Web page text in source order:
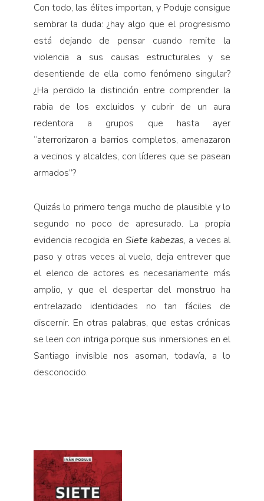
Con todo, las élites importan, y Poduje consigue
sembrar la duda: ¿hay algo que el progresismo
está dejando de pensar cuando remite la
violencia a sus causas estructurales y se
desentiende de ella como fenómeno singular?
¿Ha perdido la distinción entre comprender la
rabia de los excluidos y cubrir de un aura
redentora a grupos que hasta ayer
“aterrorizaron a barrios completos, amenazaron
a vecinos y alcaldes, con líderes que se pasean
armados”?
Quizás lo primero tenga mucho de plausible y lo
segundo no poco de apresurado. La propia
evidencia recogida en Siete kabezas, a veces al
paso y otras veces al vuelo, deja entrever que
el elenco de actores es necesariamente más
amplio, y que el despertar del monstruo ha
entrelazado identidades no tan fáciles de
discernir. En otras palabras, que estas crónicas
se leen con intriga porque sus inmersiones en el
Santiago invisible nos asoman, todavía, a lo
desconocido.